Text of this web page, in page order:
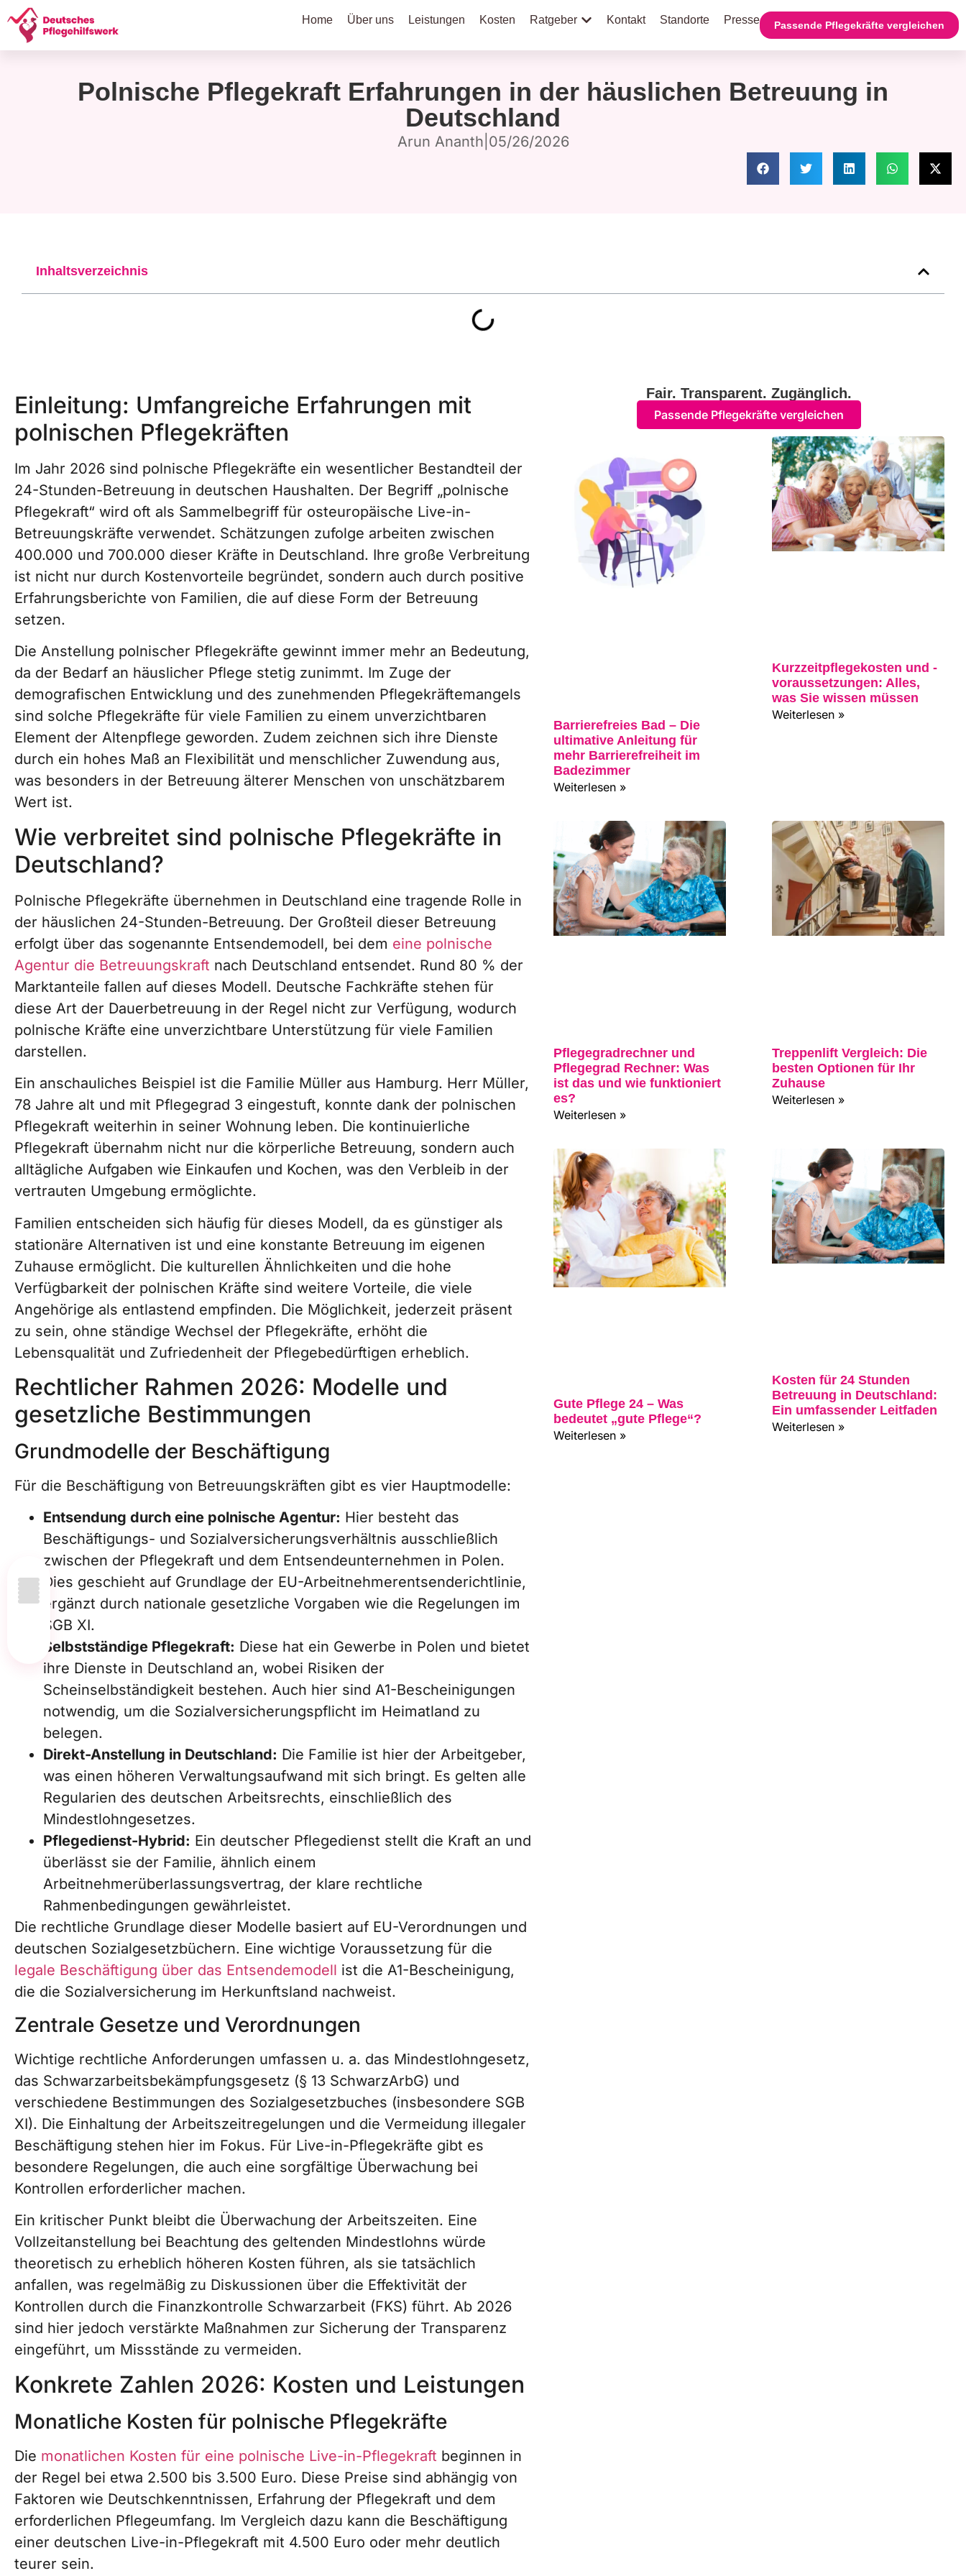
Home Über uns Leistungen Kosten Ratgeber Kontakt Standorte Presse Passende Pflegekräfte vergleichen
Polnische Pflegekraft Erfahrungen in der häuslichen Betreuung in
Deutschland
Arun Ananth 05/26/2026
Inhaltsverzeichnis
Einleitung: Umfangreiche Erfahrungen mit
polnischen Pflegekräften
Im Jahr 2026 sind polnische Pflegekräfte ein wesentlicher Bestandteil der
24-Stunden-Betreuung in deutschen Haushalten. Der Begriff „polnische
Pflegekraft“ wird oft als Sammelbegriff für osteuropäische Live-in-
Betreuungskräfte verwendet. Schätzungen zufolge arbeiten zwischen
400.000 und 700.000 dieser Kräfte in Deutschland. Ihre große Verbreitung
ist nicht nur durch Kostenvorteile begründet, sondern auch durch positive
Erfahrungsberichte von Familien, die auf diese Form der Betreuung
setzen.
Die Anstellung polnischer Pflegekräfte gewinnt immer mehr an Bedeutung,
da der Bedarf an häuslicher Pflege stetig zunimmt. Im Zuge der
demografischen Entwicklung und des zunehmenden Pflegekräftemangels
sind solche Pflegekräfte für viele Familien zu einem unverzichtbaren
Element der Altenpflege geworden. Zudem zeichnen sich ihre Dienste
durch ein hohes Maß an Flexibilität und menschlicher Zuwendung aus,
was besonders in der Betreuung älterer Menschen von unschätzbarem
Wert ist.
Wie verbreitet sind polnische Pflegekräfte in
Deutschland?
Polnische Pflegekräfte übernehmen in Deutschland eine tragende Rolle in
der häuslichen 24-Stunden-Betreuung. Der Großteil dieser Betreuung
erfolgt über das sogenannte Entsendemodell, bei dem eine polnische
Agentur die Betreuungskraft nach Deutschland entsendet. Rund 80 % der
Marktanteile fallen auf dieses Modell. Deutsche Fachkräfte stehen für
diese Art der Dauerbetreuung in der Regel nicht zur Verfügung, wodurch
polnische Kräfte eine unverzichtbare Unterstützung für viele Familien
darstellen.
Ein anschauliches Beispiel ist die Familie Müller aus Hamburg. Herr Müller,
78 Jahre alt und mit Pflegegrad 3 eingestuft, konnte dank der polnischen
Pflegekraft weiterhin in seiner Wohnung leben. Die kontinuierliche
Pflegekraft übernahm nicht nur die körperliche Betreuung, sondern auch
alltägliche Aufgaben wie Einkaufen und Kochen, was den Verbleib in der
vertrauten Umgebung ermöglichte.
Familien entscheiden sich häufig für dieses Modell, da es günstiger als
stationäre Alternativen ist und eine konstante Betreuung im eigenen
Zuhause ermöglicht. Die kulturellen Ähnlichkeiten und die hohe
Verfügbarkeit der polnischen Kräfte sind weitere Vorteile, die viele
Angehörige als entlastend empfinden. Die Möglichkeit, jederzeit präsent
zu sein, ohne ständige Wechsel der Pflegekräfte, erhöht die
Lebensqualität und Zufriedenheit der Pflegebedürftigen erheblich.
Rechtlicher Rahmen 2026: Modelle und
gesetzliche Bestimmungen
Grundmodelle der Beschäftigung
Für die Beschäftigung von Betreuungskräften gibt es vier Hauptmodelle:
Entsendung durch eine polnische Agentur: Hier besteht das
Beschäftigungs- und Sozialversicherungsverhältnis ausschließlich
zwischen der Pflegekraft und dem Entsendeunternehmen in Polen.
Dies geschieht auf Grundlage der EU-Arbeitnehmerentsenderichtlinie,
ergänzt durch nationale gesetzliche Vorgaben wie die Regelungen im
SGB XI.
Selbstständige Pflegekraft: Diese hat ein Gewerbe in Polen und bietet
ihre Dienste in Deutschland an, wobei Risiken der
Scheinselbständigkeit bestehen. Auch hier sind A1-Bescheinigungen
notwendig, um die Sozialversicherungspflicht im Heimatland zu
belegen.
Direkt-Anstellung in Deutschland: Die Familie ist hier der Arbeitgeber,
was einen höheren Verwaltungsaufwand mit sich bringt. Es gelten alle
Regularien des deutschen Arbeitsrechts, einschließlich des
Mindestlohngesetzes.
Pflegedienst-Hybrid: Ein deutscher Pflegedienst stellt die Kraft an und
überlässt sie der Familie, ähnlich einem
Arbeitnehmerüberlassungsvertrag, der klare rechtliche
Rahmenbedingungen gewährleistet.
Die rechtliche Grundlage dieser Modelle basiert auf EU-Verordnungen und
deutschen Sozialgesetzbüchern. Eine wichtige Voraussetzung für die
legale Beschäftigung über das Entsendemodell ist die A1-Bescheinigung,
die die Sozialversicherung im Herkunftsland nachweist.
Zentrale Gesetze und Verordnungen
Wichtige rechtliche Anforderungen umfassen u. a. das Mindestlohngesetz,
das Schwarzarbeitsbekämpfungsgesetz (§ 13 SchwarzArbG) und
verschiedene Bestimmungen des Sozialgesetzbuches (insbesondere SGB
XI). Die Einhaltung der Arbeitszeitregelungen und die Vermeidung illegaler
Beschäftigung stehen hier im Fokus. Für Live-in-Pflegekräfte gibt es
besondere Regelungen, die auch eine sorgfältige Überwachung bei
Kontrollen erforderlicher machen.
Ein kritischer Punkt bleibt die Überwachung der Arbeitszeiten. Eine
Vollzeitanstellung bei Beachtung des geltenden Mindestlohns würde
theoretisch zu erheblich höheren Kosten führen, als sie tatsächlich
anfallen, was regelmäßig zu Diskussionen über die Effektivität der
Kontrollen durch die Finanzkontrolle Schwarzarbeit (FKS) führt. Ab 2026
sind hier jedoch verstärkte Maßnahmen zur Sicherung der Transparenz
eingeführt, um Missstände zu vermeiden.
Konkrete Zahlen 2026: Kosten und Leistungen
Monatliche Kosten für polnische Pflegekräfte
Die monatlichen Kosten für eine polnische Live-in-Pflegekraft beginnen in
der Regel bei etwa 2.500 bis 3.500 Euro. Diese Preise sind abhängig von
Faktoren wie Deutschkenntnissen, Erfahrung der Pflegekraft und dem
erforderlichen Pflegeumfang. Im Vergleich dazu kann die Beschäftigung
einer deutschen Live-in-Pflegekraft mit 4.500 Euro oder mehr deutlich
teurer sein.
Fair. Transparent. Zugänglich.
Passende Pflegekräfte vergleichen
Barrierefreies Bad – Die
ultimative Anleitung für
mehr Barrierefreiheit im
Badezimmer
Weiterlesen »
Kurzzeitpflegekosten und -
voraussetzungen: Alles,
was Sie wissen müssen
Weiterlesen »
Pflegegradrechner und
Pflegegrad Rechner: Was
ist das und wie funktioniert
es?
Weiterlesen »
Treppenlift Vergleich: Die
besten Optionen für Ihr
Zuhause
Weiterlesen »
Gute Pflege 24 – Was
bedeutet „gute Pflege“?
Weiterlesen »
Kosten für 24 Stunden
Betreuung in Deutschland:
Ein umfassender Leitfaden
Weiterlesen »